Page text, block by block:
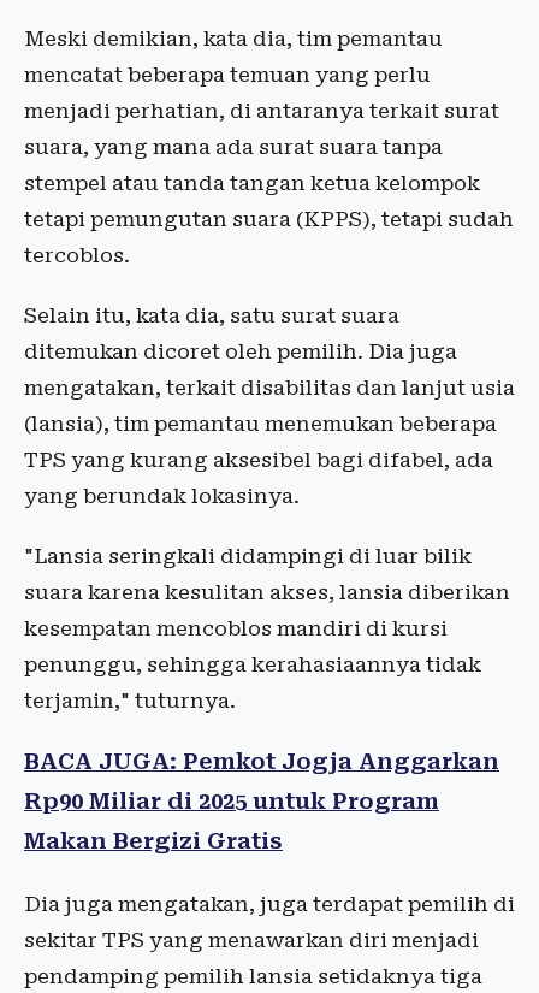
Meski demikian, kata dia, tim pemantau
mencatat beberapa temuan yang perlu
menjadi perhatian, di antaranya terkait surat
suara, yang mana ada surat suara tanpa
stempel atau tanda tangan ketua kelompok
tetapi pemungutan suara (KPPS), tetapi sudah
tercoblos.
Selain itu, kata dia, satu surat suara
ditemukan dicoret oleh pemilih. Dia juga
mengatakan, terkait disabilitas dan lanjut usia
(lansia), tim pemantau menemukan beberapa
TPS yang kurang aksesibel bagi difabel, ada
yang berundak lokasinya.
"Lansia seringkali didampingi di luar bilik
suara karena kesulitan akses, lansia diberikan
kesempatan mencoblos mandiri di kursi
penunggu, sehingga kerahasiaannya tidak
terjamin," tuturnya.
BACA JUGA: Pemkot Jogja Anggarkan
Rp90 Miliar di 2025 untuk Program
Makan Bergizi Gratis
Dia juga mengatakan, juga terdapat pemilih di
sekitar TPS yang menawarkan diri menjadi
pendamping pemilih lansia setidaknya tiga